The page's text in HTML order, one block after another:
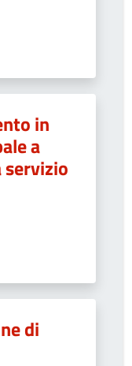
in
a
servizio
di